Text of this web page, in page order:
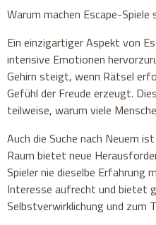
Warum machen Escape-Spiele
Ein einzigartiger Aspekt von
intensive Emotionen
Gehirn steigt, wenn Rätsel
Gefühl der Freude erzeugt.
teilweise, warum viele
Auch die Suche nach Neuem
Raum bietet neue
Spieler nie dieselbe Erfahrung
Interesse aufrecht und bietet
Selbstverwirklichung und zum